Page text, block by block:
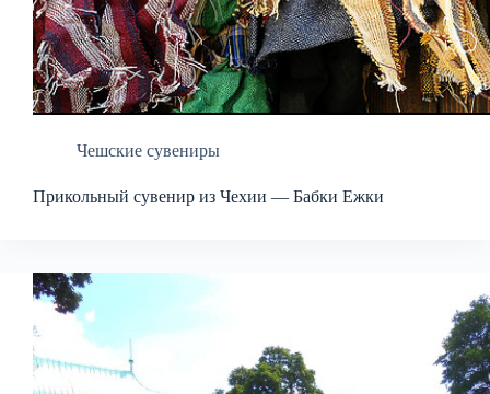
Чешские сувениры
Прикольный сувенир из Чехии — Бабки Ежки